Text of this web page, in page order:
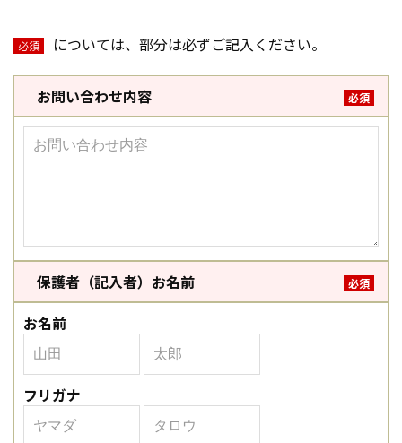
必須 については、部分は必ずご記入ください。
お問い合わせ内容 必須
保護者（記入者）お名前 必須
お名前
フリガナ